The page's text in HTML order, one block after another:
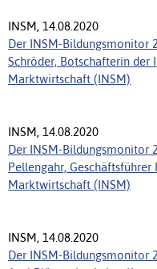
INSM, 14.08.2020
Der INSM-Bildungsmonitor
Schröder, Botschafterin der
Marktwirtschaft (INSM)
INSM, 14.08.2020
Der INSM-Bildungsmonitor
Pellengahr,
Marktwirtschaft (INSM)
INSM, 14.08.2020
Der INSM-Bildungsmonitor